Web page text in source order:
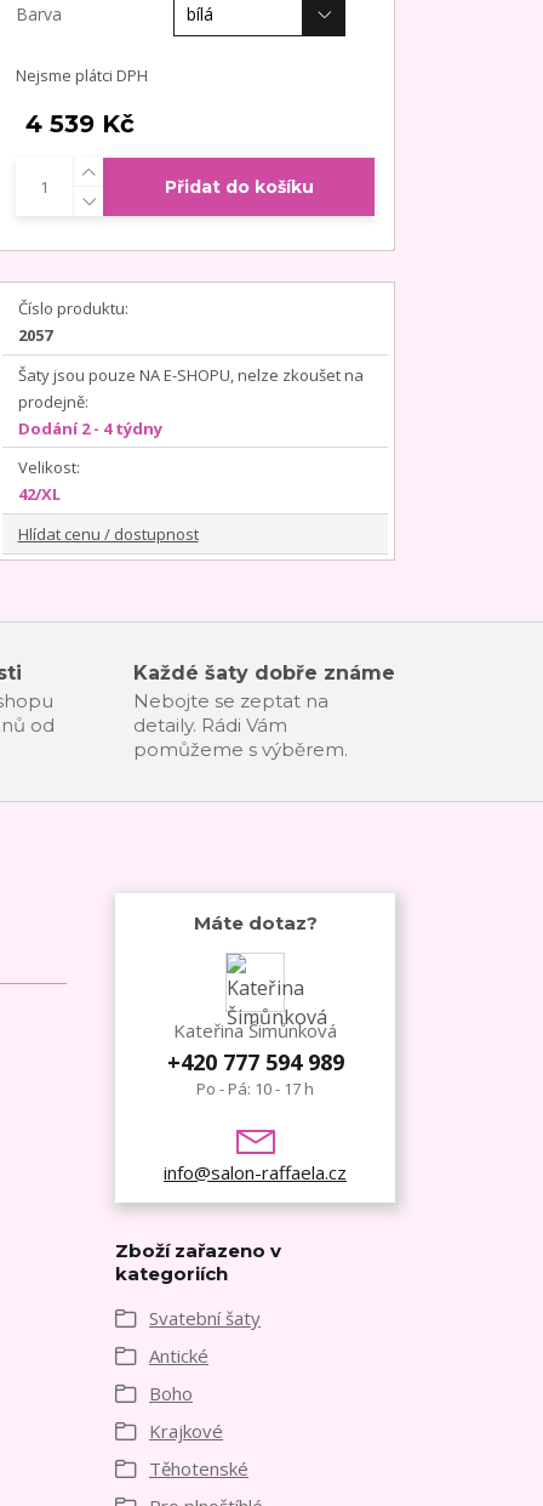
Barva
Nejsme plátci DPH
4 539 Kč
Přidat do košíku
Číslo produktu:
2057
Šaty jsou pouze NA E-SHOPU, nelze zkoušet na
prodejně:
Dodání 2 - 4 týdny
Velikost:
42/XL
Hlídat cenu / dostupnost
od
Každé šaty dobře známe
Nebojte se zeptat na
detaily. Rádi Vám
pomůžeme s výběrem.
Máte dotaz?
Kateřina Šimůnková
+420 777 594 989
Po - Pá: 10 - 17 h
info@salon-raffaela.cz
Zboží zařazeno v
kategoriích
Svatební šaty
Antické
Boho
Krajkové
Těhotenské